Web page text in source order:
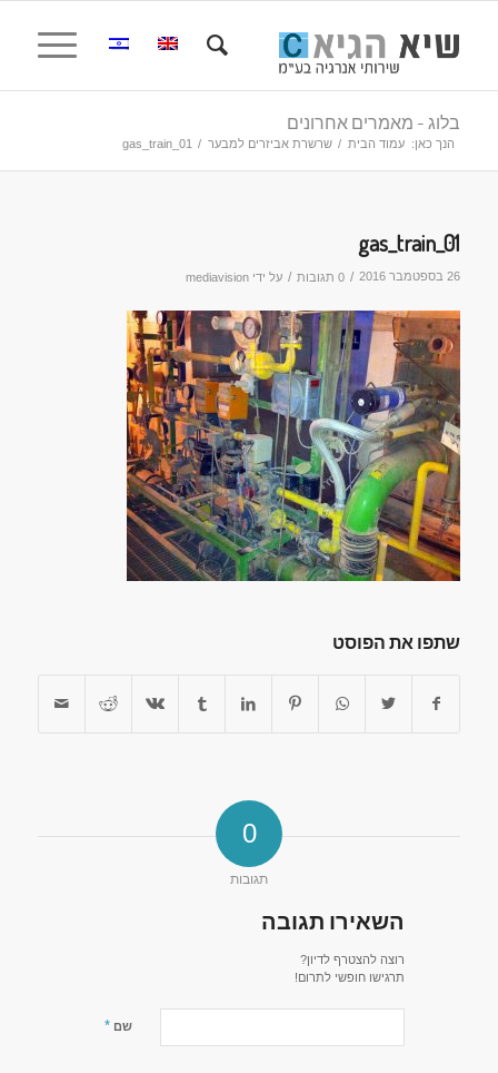
בלוג - מאמרים אחרונים
הנך כאן: עמוד הבית / שרשרת אביזרים למבער /
gas_train_01
gas_train_01
26 בספטמבר 2016 / 0 תגובות / על ידי mediavision
שתפו את הפוסט
0
תגובות
השאירו תגובה
רוצה להצטרף לדיון?
תרגישו חופשי לתרום!
שם *